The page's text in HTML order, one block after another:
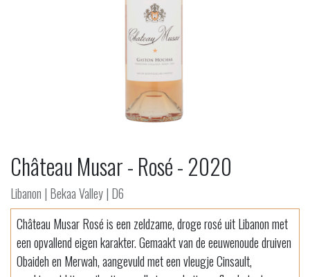
Château Musar - Rosé - 2020
Libanon | Bekaa Valley | D6
Château Musar Rosé is een zeldzame, droge rosé uit Libanon met
een opvallend eigen karakter. Gemaakt van de eeuwenoude druiven
Obaideh en Merwah, aangevuld met een vleugje Cinsault,